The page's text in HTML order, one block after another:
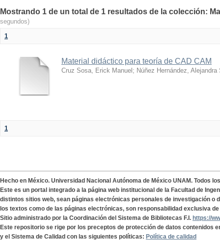
Mostrando 1 de un total de 1 resultados de la colección:
segundos)
1
Material didáctico para teoría de CAD CAM
Cruz Sosa, Erick Manuel ; Núñez Hernández, Alejandra
1
Hecho en México. Universidad Nacional Autónoma de México UNAM. Todos
Este es un portal integrado a la página web institucional de la Facultad de
distintos sitios web, sean páginas electrónicas personales de investigación o
los textos como de las páginas electrónicas, son responsabilidad exclusiva
Sitio administrado por la Coordinación del Sistema de Bibliotecas F.I. https://
Este repositorio se rige por los preceptos de protección de datos contenidos
y el Sistema de Calidad con las siguientes políticas: Política de calidad